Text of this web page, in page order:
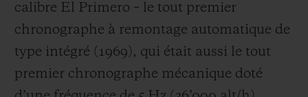
calibre El Primero – le tout premier
chronographe à remontage automatique de
type intégré (1969), qui était aussi le tout
premier chronographe mécanique doté